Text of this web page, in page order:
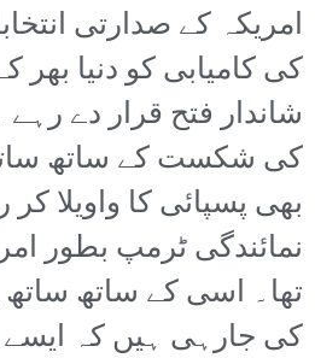
امریکہ کے صدارتی
کی کامیابی کو دنیا بھر
شاندار فتح قرار دے
کی شکست کے ساتھ
بھی پسپائی کا واویلا
نمائندگی ٹرمپ بطور
تھا۔ اسی کے ساتھ
کی جارہی ہیں کہ ایسے